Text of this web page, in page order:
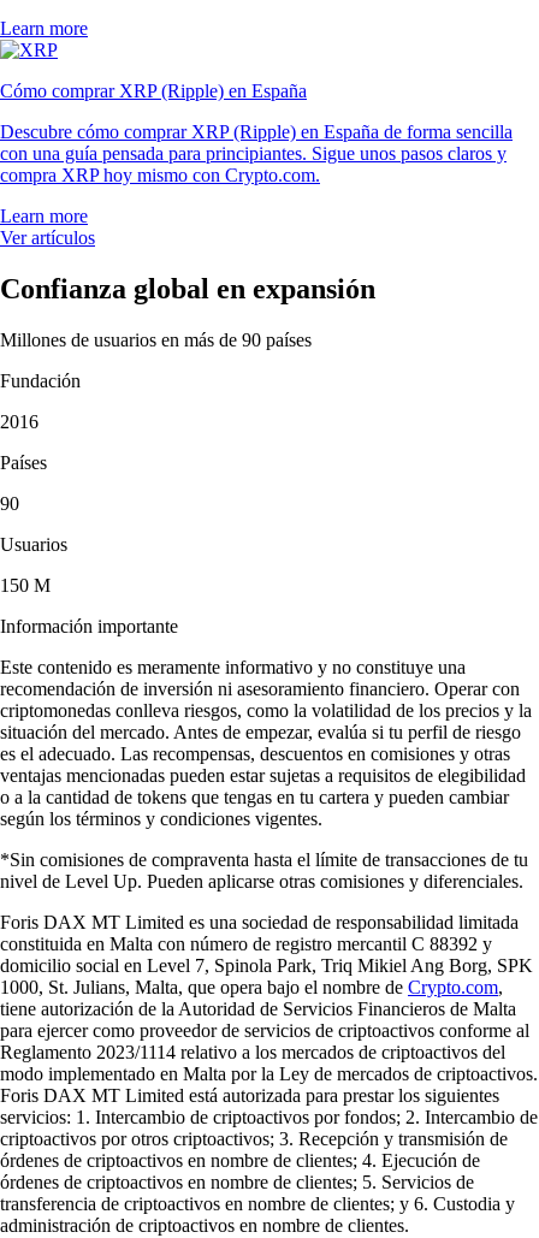
Learn more
Cómo comprar XRP (Ripple) en España
Descubre cómo comprar XRP (Ripple) en España de forma sencilla
con una guía pensada para principiantes. Sigue unos pasos claros y
compra XRP hoy mismo con Crypto.com.
Learn more
Ver artículos
Confianza global en expansión
Millones de usuarios en más de 90 países
Fundación
2016
Países
90
Usuarios
150 M
Información importante
Este contenido es meramente informativo y no constituye una
recomendación de inversión ni asesoramiento financiero. Operar con
criptomonedas conlleva riesgos, como la volatilidad de los precios y la
situación del mercado. Antes de empezar, evalúa si tu perfil de riesgo
es el adecuado. Las recompensas, descuentos en comisiones y otras
ventajas mencionadas pueden estar sujetas a requisitos de elegibilidad
o a la cantidad de tokens que tengas en tu cartera y pueden cambiar
según los términos y condiciones vigentes.
*Sin comisiones de compraventa hasta el límite de transacciones de tu
nivel de Level Up. Pueden aplicarse otras comisiones y diferenciales.
Foris DAX MT Limited es una sociedad de responsabilidad limitada
constituida en Malta con número de registro mercantil C 88392 y
domicilio social en Level 7, Spinola Park, Triq Mikiel Ang Borg, SPK
1000, St. Julians, Malta, que opera bajo el nombre de Crypto.com,
tiene autorización de la Autoridad de Servicios Financieros de Malta
para ejercer como proveedor de servicios de criptoactivos conforme al
Reglamento 2023/1114 relativo a los mercados de criptoactivos del
modo implementado en Malta por la Ley de mercados de criptoactivos.
Foris DAX MT Limited está autorizada para prestar los siguientes
servicios: 1. Intercambio de criptoactivos por fondos; 2. Intercambio de
criptoactivos por otros criptoactivos; 3. Recepción y transmisión de
órdenes de criptoactivos en nombre de clientes; 4. Ejecución de
órdenes de criptoactivos en nombre de clientes; 5. Servicios de
transferencia de criptoactivos en nombre de clientes; y 6. Custodia y
administración de criptoactivos en nombre de clientes.